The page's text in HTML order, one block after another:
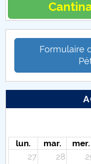
Formulaire
lun. mar. mer.
27
28